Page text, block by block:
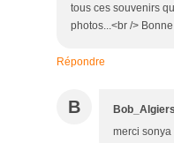
tous ces souvenirs
photos...<br />
Répondre
B
merci sonya